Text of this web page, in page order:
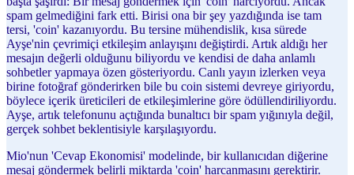
spam gelmediğini fark etti. Birisi ona bir şey yazdığında ise tam
tersi, 'coin' kazanıyordu. Bu tersine mühendislik, kısa sürede
Ayşe'nin çevrimiçi etkileşim anlayışını değiştirdi. Artık aldığı her
mesajın değerli olduğunu biliyordu ve kendisi de daha anlamlı
sohbetler yapmaya özen gösteriyordu. Canlı yayın izlerken veya
birine fotoğraf gönderirken bile bu coin sistemi devreye giriyordu,
böylece içerik üreticileri de etkileşimlerine göre ödüllendiriliyordu.
Ayşe, artık telefonunu açtığında bunaltıcı bir spam yığınıyla değil,
gerçek sohbet beklentisiyle karşılaşıyordu.
Mio'nun 'Cevap Ekonomisi' modelinde, bir kullanıcıdan diğerine
mesaj göndermek belirli miktarda 'coin' harcanmasını gerektirir.